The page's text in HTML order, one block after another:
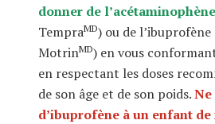
donner de l’acétaminophène
TempraMD) ou de
MotrinMD) en vous
en respectant les doses
de son âge et de son poids.Ne
d’ibuprofène à un enfant de